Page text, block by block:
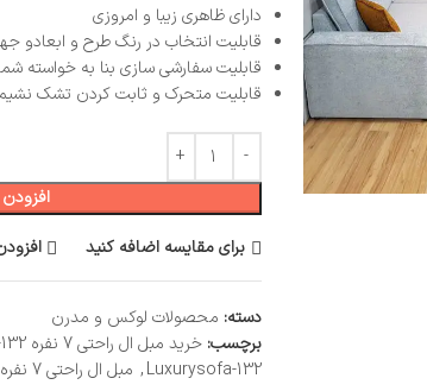
دارای ظاهری زیبا و امروزی
قابلیت انتخاب در رنگ طرح و ابعادو
قابلیت سفارشی سازی بنا به خواسته
قابلیت متحرک و ثابت کردن تشک
برای مقایسه اضافه کنید
دسته: محصولات لوکس و مدرن
برچسب: خرید مبل ال راحتی 7 نفره Luxurysofa-132
Luxurysofa-132
, مبل ال راحتی 7 نفره Luxurysofa-132